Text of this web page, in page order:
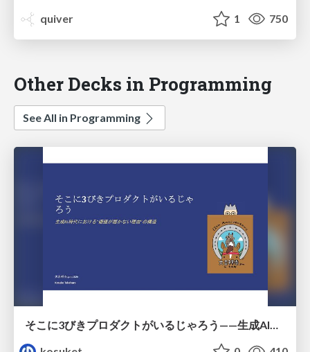
quiver
1 750
Other Decks in Programming
See All in Programming